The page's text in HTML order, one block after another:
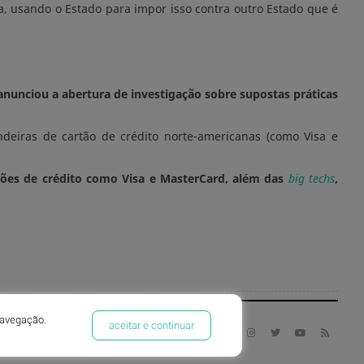
o Estado para impor isso contra outro Estado que é
a abertura de investigação sobre supostas práticas
de cartão de crédito norte-americanas (como Visa e
de crédito como Visa e MasterCard, além das big techs,
aceitar e continuar